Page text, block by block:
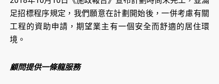
足招標程序規定，我們願意在計劃開始後，一併考慮有關
工程的資助申請，期望業主有一個安全而舒適的居住環
境。
顧問提供一條龍服務